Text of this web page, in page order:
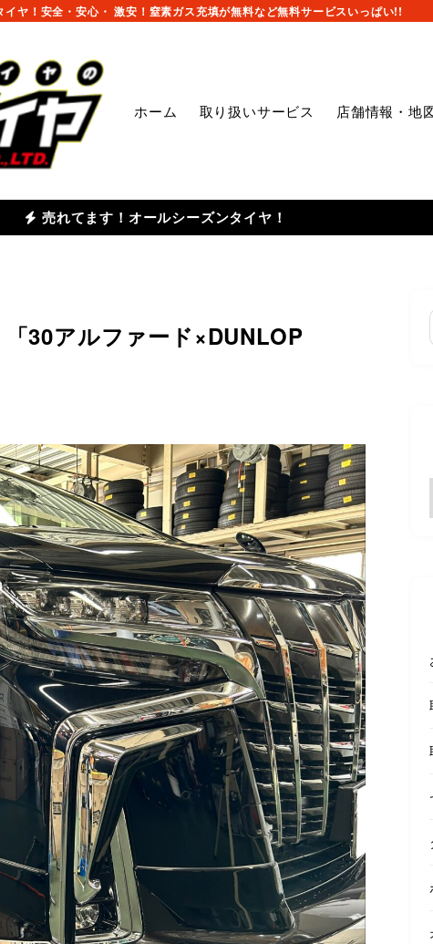
ヤ！安全・安心・ 激安！窒素ガス充填が無料など無料サービスいっぱい!!
ホーム 取り扱いサービス 店舗情報・地
売れてます！オールシーズンタイヤ！
30アルファード×DUNLOP